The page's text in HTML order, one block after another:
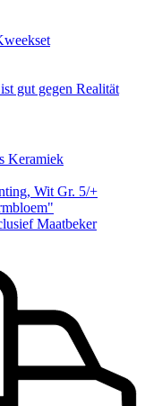
gut gegen Realität
Keramiek
Wit Gr. 5/+
Maatbeker